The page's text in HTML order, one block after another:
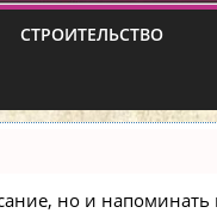
СТРОИТЕЛЬСТВО
но и